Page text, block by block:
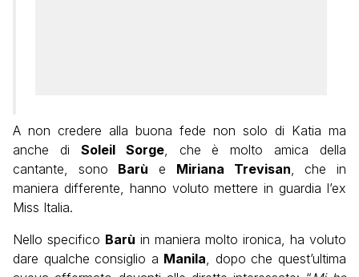
A non credere alla buona fede non solo di Katia ma
anche di Soleil Sorge, che è molto amica della
cantante, sono Barù e Miriana Trevisan, che in
maniera differente, hanno voluto mettere in guardia l’ex
Miss Italia.
Nello specifico Barù in maniera molto ironica, ha voluto
dare qualche consiglio a Manila, dopo che quest’ultima